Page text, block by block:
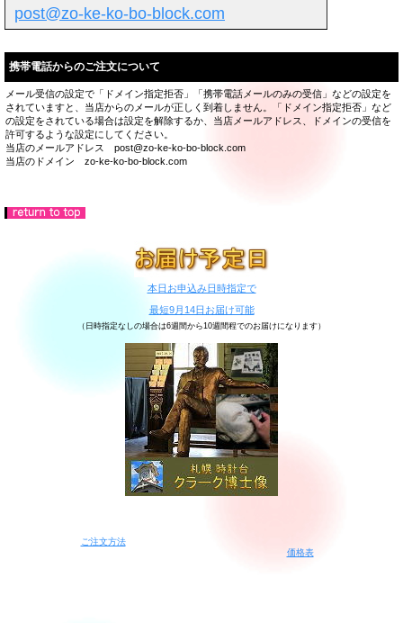
post@zo-ke-ko-bo-block.com
携帯電話からのご注文について
メール受信の設定で「ドメイン指定拒否」「携帯電話メールのみの受信」などの設定を
されていますと、当店からのメールが正しく到着しません。「ドメイン指定拒否」など
の設定をされている場合は設定を解除するか、当店メールアドレス、ドメインの受信を
許可するような設定にしてください。
当店のメールアドレス post@zo-ke-ko-bo-block.com
当店のドメイン zo-ke-ko-bo-block.com
本日お申込み日時指定で
最短9月14日お届け可能
（日時指定なしの場合は6週間から10週間程でのお届けになります）
ご注文方法
価格表